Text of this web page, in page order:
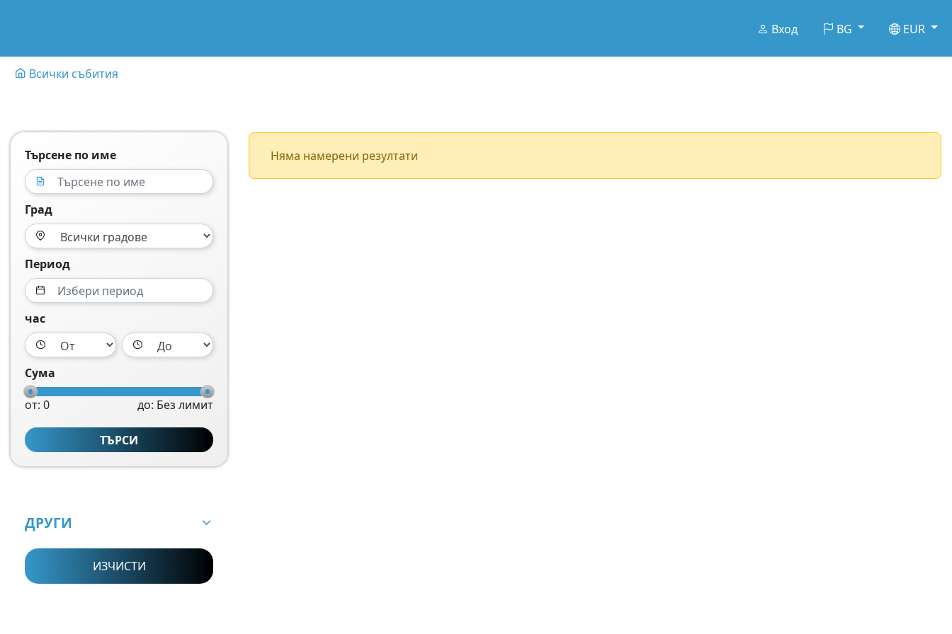
Вход BG EUR
Всички събития
Търсене по име
Град
Период
час
Сума
от: 0 до: Без лимит
ТЪРСИ
ДРУГИ
ИЗЧИСТИ
Няма намерени резултати